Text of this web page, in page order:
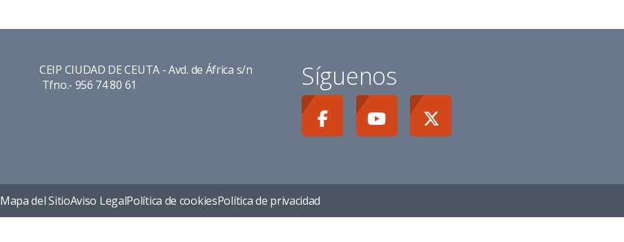
CEIP CIUDAD DE CEUTA - Avd. de África s/n
Tfno.- 956 74 80 61
Síguenos
Mapa del SitioAviso LegalPolítica de cookiesPolítica de privacidad